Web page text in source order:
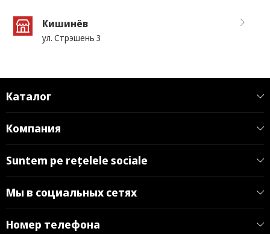
Кишинёв
ул. Стрэшень 3
Каталог
Компания
Suntem pe rețelele sociale
Мы в социальных сетях
Номер телефона